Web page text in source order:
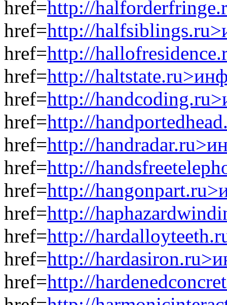
href=http://
href=http://
href=http://
href=http://
href=http://
href=http://
href=http://
href=http://
href=http://
href=http://
href=http://
href=http://
href=http://